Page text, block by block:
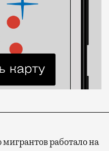
мигрантов работало на